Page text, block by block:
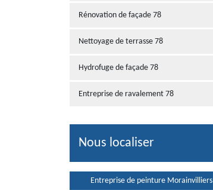
Rénovation de façade 78
Nettoyage de terrasse 78
Hydrofuge de façade 78
Entreprise de ravalement 78
Nous localiser
Entreprise de peinture Morainvilliers